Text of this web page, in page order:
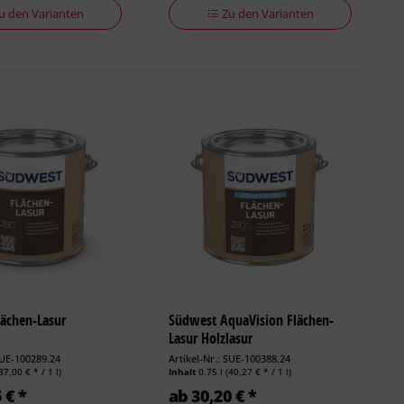
den Varianten Zu den Varianten
Lasur
100289.24
€ * / 1 l)
€ *
Südwest AquaVision Flächen-
Lasur Holzlasur
Artikel-Nr.: SUE-100388.24
Inhalt0.75 l(40,27 € * / 1 l)
ab 30,20 € *